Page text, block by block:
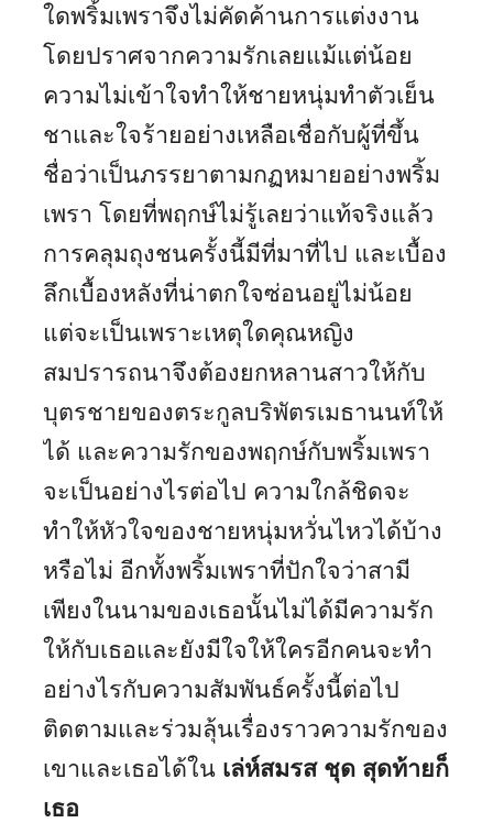
ใดพริ้มเพราจึงไม่คัดค้านการแต่งงาน
โดยปราศจากความรักเลยแม้แต่น้อย
ความไม่เข้าใจทำให้ชายหนุ่มทำตัวเย็น
ชาและใจร้ายอย่างเหลือเชื่อกับผู้ที่ขึ้น
ชื่อว่าเป็นภรรยาตามกฏหมายอย่างพริ้ม
เพรา โดยที่พฤกษ์ไม่รู้เลยว่าแท้จริงแล้ว
การคลุมถุงชนครั้งนี้มีที่มาที่ไป และเบื้อง
ลึกเบื้องหลังที่น่าตกใจซ่อนอยู่ไม่น้อย
แต่จะเป็นเพราะเหตุใดคุณหญิง
สมปรารถนาจึงต้องยกหลานสาวให้กับ
บุตรชายของตระกูลบริพัตรเมธานนท์ให้
ได้ และความรักของพฤกษ์กับพริ้มเพรา
จะเป็นอย่างไรต่อไป ความใกล้ชิดจะ
ทำให้หัวใจของชายหนุ่มหวั่นไหวได้บ้าง
หรือไม่ อีกทั้งพริ้มเพราที่ปักใจว่าสามี
เพียงในนามของเธอนั้นไม่ได้มีความรัก
ให้กับเธอและยังมีใจให้ใครอีกคนจะทำ
อย่างไรกับความสัมพันธ์ครั้งนี้ต่อไป
ติดตามและร่วมลุ้นเรื่องราวความรักของ
เขาและเธอได้ใน เล่ห์สมรส ชุด สุดท้ายก็
เธอ